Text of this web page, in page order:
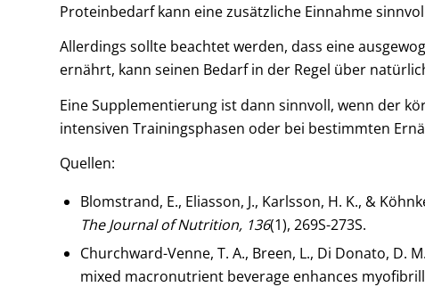
Proteinbedarf kann eine zusätzliche Einnahme
Allerdings sollte beachtet werden, dass eine
ernährt, kann seinen Bedarf in der Regel über
Eine Supplementierung ist dann sinnvoll, wenn der
intensiven Trainingsphasen oder bei bestimmten
Quellen:
Blomstrand, E., Eliasson, J., Karlsson, H. K., &
The Journal of Nutrition, 136(1), 269S-273S.
Churchward-Venne, T. A., Breen, L., Di Donato, D.
mixed macronutrient beverage enhances